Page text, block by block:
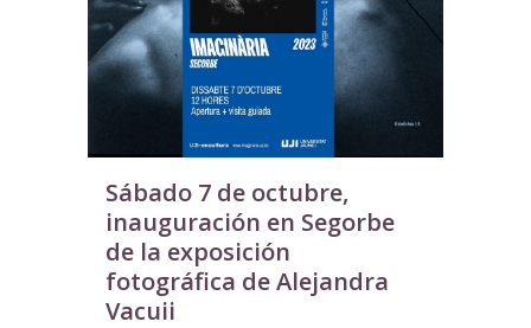
Sábado 7 de octubre,
inauguración en Segorbe
de la exposición
fotográfica de Alejandra
Vacuii